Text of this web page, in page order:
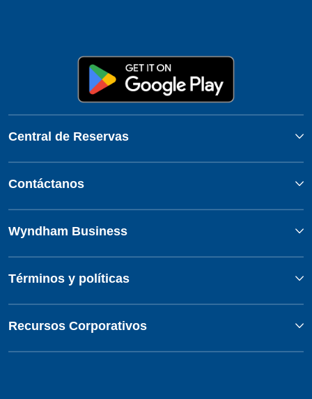
Central de Reservas
Contáctanos
Wyndham Business
Términos y políticas
Recursos Corporativos